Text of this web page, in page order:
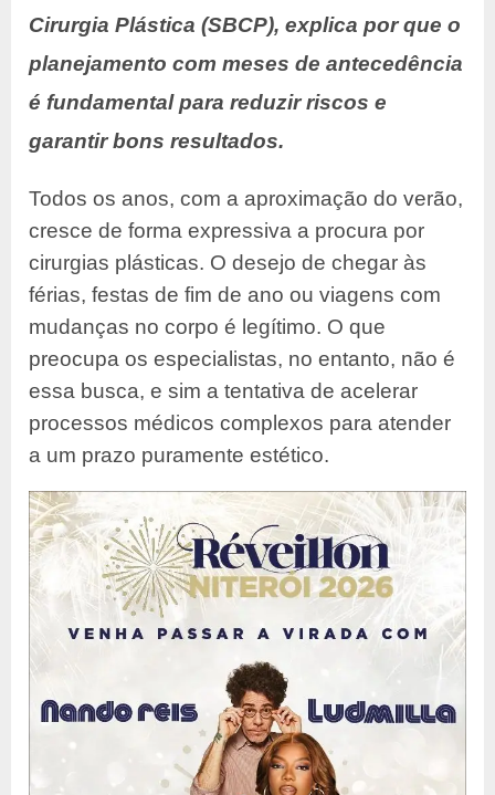
Cirurgia Plástica (SBCP), explica por que o
planejamento com meses de antecedência
é fundamental para reduzir riscos e
garantir bons resultados.
Todos os anos, com a aproximação do verão,
cresce de forma expressiva a procura por
cirurgias plásticas. O desejo de chegar às
férias, festas de fim de ano ou viagens com
mudanças no corpo é legítimo. O que
preocupa os especialistas, no entanto, não é
essa busca, e sim a tentativa de acelerar
processos médicos complexos para atender
a um prazo puramente estético.